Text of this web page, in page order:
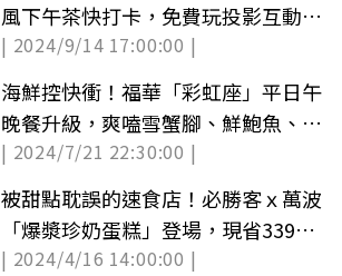
風下午茶快打卡，免費玩投影互動、
扭蛋機
| 2024/9/14 17:00:00 |
海鮮控快衝！福華「彩虹座」平日午
晚餐升級，爽嗑雪蟹腳、鮮鮑魚、生
干貝
| 2024/7/21 22:30:00 |
被甜點耽誤的速食店！必勝客ｘ萬波
「爆漿珍奶蛋糕」登場，現省339元
開吃
| 2024/4/16 14:00:00 |